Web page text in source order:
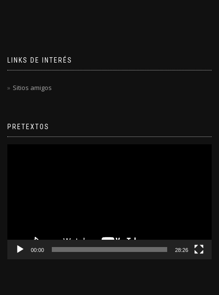
LINKS DE INTERÉS
Sitios amigos
PRETEXTOS
00:00 28:26